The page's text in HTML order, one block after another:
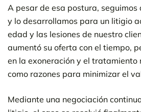
A pesar de esa postura, seguimos
y lo desarrollamos para un litigio
edad y las lesiones de nuestro
aumentó su oferta con el tiempo,
en la exoneración y el tratamiento
como razones para minimizar el
Mediante una negociación